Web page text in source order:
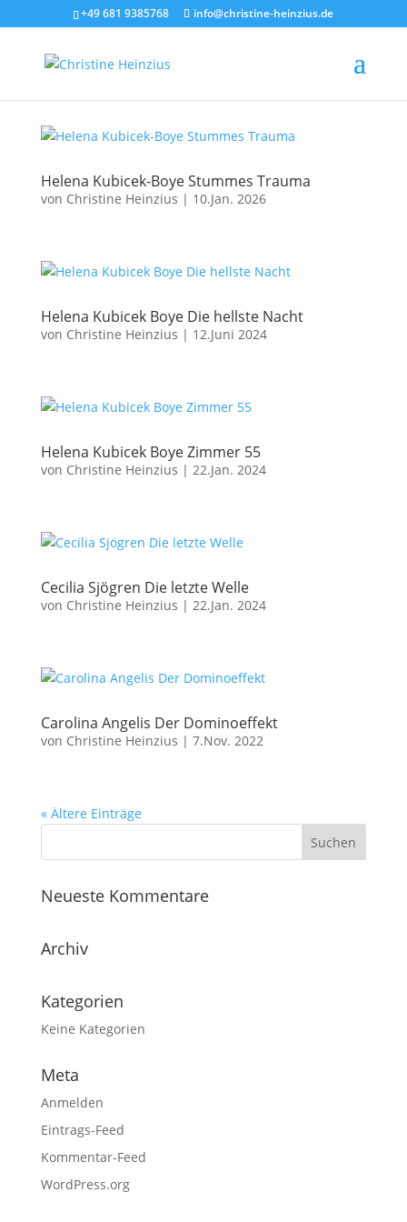
+49 681 9385768 info@christine-heinzius.de
Helena Kubicek-Boye Stummes Trauma
von Christine Heinzius | 10.Jan. 2026
Helena Kubicek Boye Die hellste Nacht
von Christine Heinzius | 12.Juni 2024
Helena Kubicek Boye Zimmer 55
von Christine Heinzius | 22.Jan. 2024
Cecilia Sjögren Die letzte Welle
von Christine Heinzius | 22.Jan. 2024
Carolina Angelis Der Dominoeffekt
von Christine Heinzius | 7.Nov. 2022
« Ältere Einträge
Neueste Kommentare
Archiv
Kategorien
Keine Kategorien
Meta
Anmelden
Eintrags-Feed
Kommentar-Feed
WordPress.org